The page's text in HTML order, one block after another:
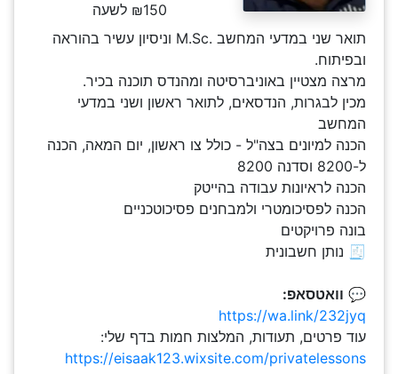
₪150 לשעה
תואר שני במדעי המחשב .M.Sc וניסיון עשיר בהוראה
ובפיתוח.
מרצה מצטיין באוניברסיטה ומהנדס תוכנה בכיר.
מכין לבגרות, הנדסאים, לתואר ראשון ושני במדעי
המחשב
הכנה למיונים בצה"ל - כולל צו ראשון, יום המאה, הכנה
ל-8200 וסדנה 8200
הכנה לראיונות עבודה בהייטק
הכנה לפסיכומטרי ולמבחנים פסיכוטכניים
בונה פרויקטים
🧾 נותן חשבונית
💬 וואטסאפ:
https://wa.link/232jyq
עוד פרטים, תעודות, המלצות חמות בדף שלי:
https://eisaak123.wixsite.com/privatelessons